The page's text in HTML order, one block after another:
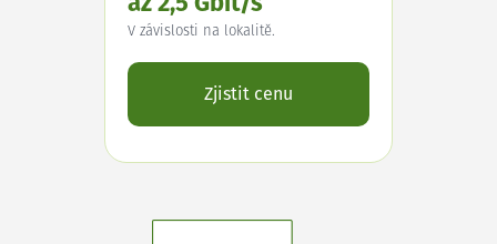
V závislosti na lokalitě.
Zjistit cenu